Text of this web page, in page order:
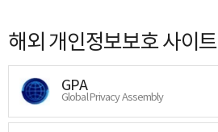
해외 개인정보보호 사이트
GPA
Global Privacy Assembly